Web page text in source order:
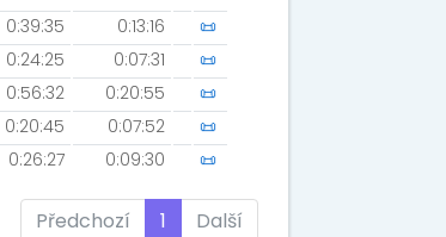
0:39:35 0:13:16
📜
0:24:25 0:07:31
📜
0:56:32 0:20:55
📜
0:20:45 0:07:52
📜
0:26:27 0:09:30 📜
Předchozí 1 Další